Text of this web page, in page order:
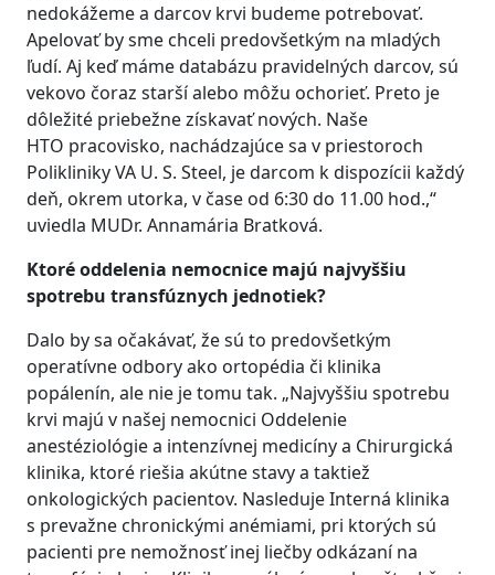
nedokážeme a darcov krvi budeme potrebovať.
Apelovať by sme chceli predovšetkým na mladých
ľudí. Aj keď máme databázu pravidelných darcov, sú
vekovo čoraz starší alebo môžu ochorieť. Preto je
dôležité priebežne získavať nových. Naše
HTO pracovisko, nachádzajúce sa v priestoroch
Polikliniky VA U. S. Steel, je darcom k dispozícii každý
deň, okrem utorka, v čase od 6:30 do 11.00 hod.,“
uviedla MUDr. Annamária Bratková.
Ktoré oddelenia nemocnice majú najvyššiu
spotrebu transfúznych jednotiek?
Dalo by sa očakávať, že sú to predovšetkým
operatívne odbory ako ortopédia či klinika
popálenín, ale nie je tomu tak. „Najvyššiu spotrebu
krvi majú v našej nemocnici Oddelenie
anestéziológie a intenzívnej medicíny a Chirurgická
klinika, ktoré riešia akútne stavy a taktiež
onkologických pacientov. Nasleduje Interná klinika
s prevažne chronickými anémiami, pri ktorých sú
pacienti pre nemožnosť inej liečby odkázaní na